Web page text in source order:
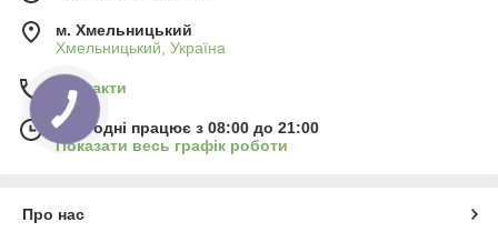
м. Хмельницький
Хмельницький, Україна
Контакти
Сьогодні працює з 08:00 до 21:00
Показати весь графік роботи
Про нас